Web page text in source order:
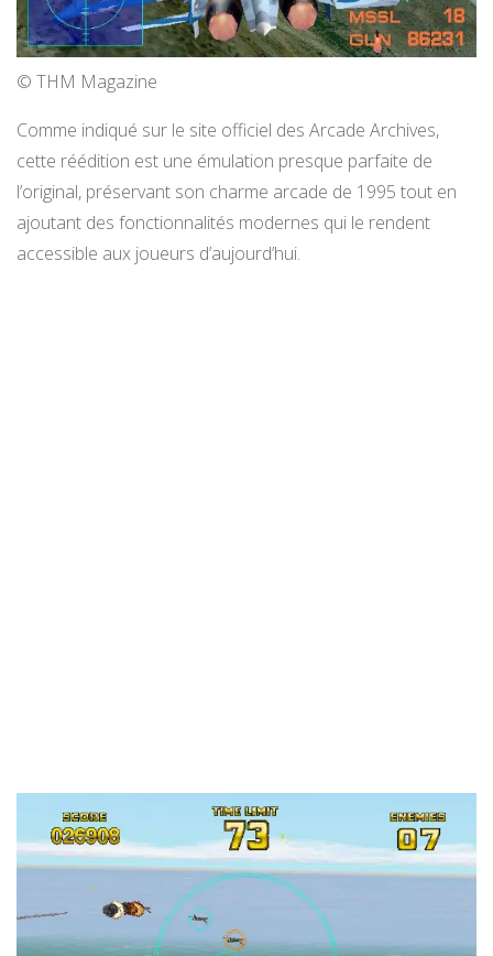
© THM Magazine
Comme indiqué sur le site officiel des Arcade Archives,
cette réédition est une émulation presque parfaite de
l’original, préservant son charme arcade de 1995 tout en
ajoutant des fonctionnalités modernes qui le rendent
accessible aux joueurs d’aujourd’hui.